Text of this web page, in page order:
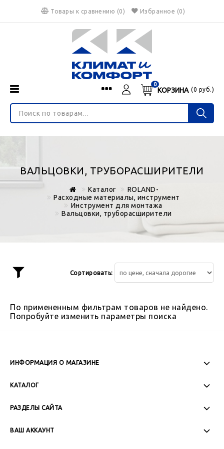
Товары к сравнению (0) Избранное (0)
Menu
Войти
€ $ руб.
КОРЗИНА
0
(0 руб.)
О нас
НЕ ЯВЛЯЕТСЯ ПУБЛИЧНОЙ ОФЕРТОЙ
Доставка и оплата
Блог
Контакты
ВАЛЬЦОВКИ, ТРУБОРАСШИРИТЕЛИ
Каталог
ROLAND-
Расходные материалы, инструмент
Инструмент для монтажа
Вальцовки, труборасширители
Сортировать:
По примененным фильтрам товаров не найдено.
Попробуйте изменить параметры поиска
ИНФОРМАЦИЯ О МАГАЗИНЕ
Сб-Вс: Выходной
КАТАЛОГ
РАЗДЕЛЫ САЙТА
ВАШ АККАУНТ